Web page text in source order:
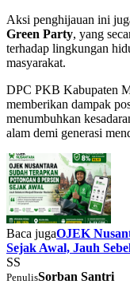
Aksi penghijauan ini
Green Party, yang
terhadap lingkungan
masyarakat.
DPC PKB Kabupaten
memberikan dampak
menumbuhkan
alam demi generasi
Baca jugaOJEK
Sejak Awal, Jauh
SS
PenulisSorban Santri